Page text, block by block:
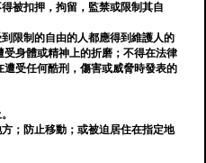
被扣押，拘留，監禁或限制其自
限制的自由的人都應得到維護人的
身體或精神上的折磨；不得在法律
受任何酷刑，傷害或威脅時發表的
；防止移動；或被迫居住在指定地